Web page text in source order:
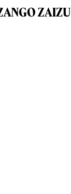
ZAIZU